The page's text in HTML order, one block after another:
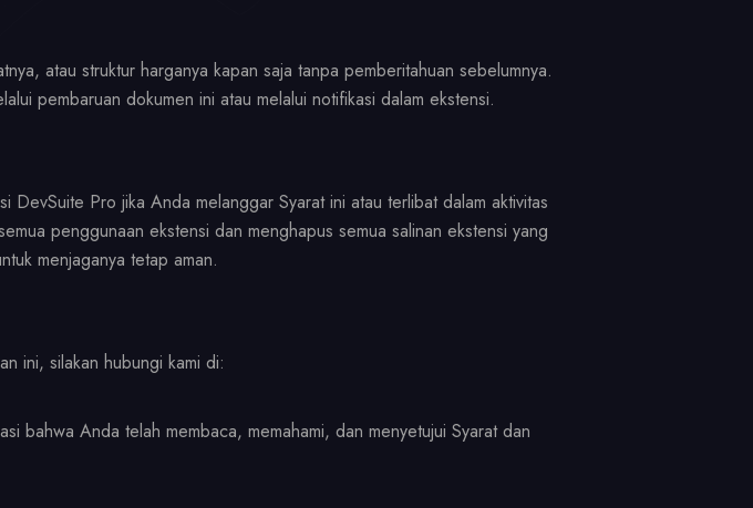
atau struktur harganya kapan saja tanpa pemberitahuan sebelumnya.
pembaruan dokumen ini atau melalui notifikasi dalam ekstensi.
Pro jika Anda melanggar Syarat ini atau terlibat dalam aktivitas
penggunaan ekstensi dan menghapus semua salinan ekstensi yang
menjaganya tetap aman.
ini, silakan hubungi kami di:
bahwa Anda telah membaca, memahami, dan menyetujui Syarat dan